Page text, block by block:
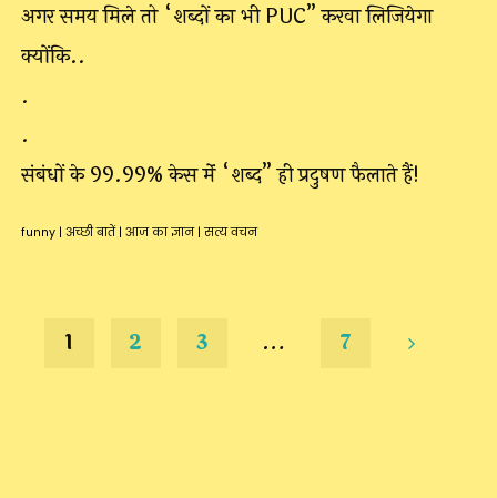
अगर समय मिले तो “शब्दों का भी PUC” करवा लिजियेगा
क्योंकि..
.
.
संबंधों के 99.99% केस मेंं “शब्द” ही प्रदुषण फैलाते हैं!
funny | अच्छी बातें | आज का ज्ञान | सत्य वचन
1 2 3 … 7